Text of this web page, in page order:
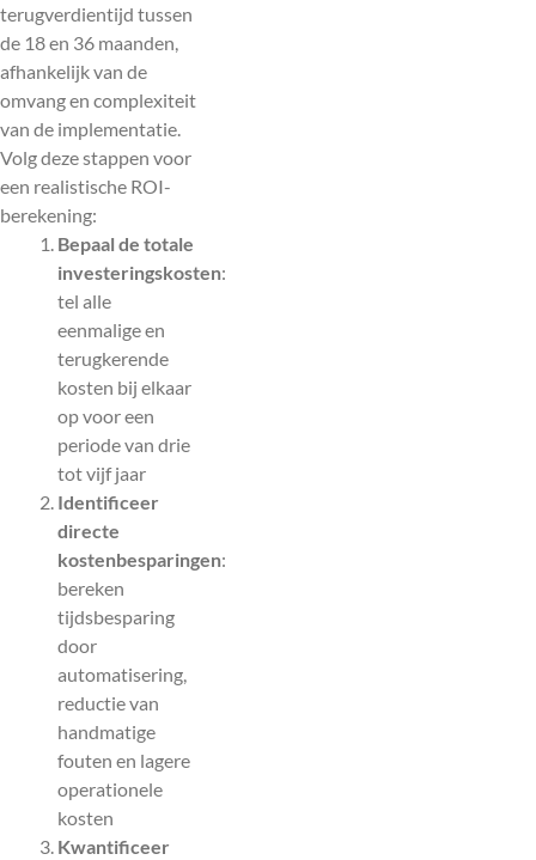
terugverdientijd tussen
de 18 en 36 maanden,
afhankelijk van de
omvang en complexiteit
van de implementatie.
Volg deze stappen voor
een realistische ROI-
berekening:
Bepaal de totale
investeringskosten:
tel alle
eenmalige en
terugkerende
kosten bij elkaar
op voor een
periode van drie
tot vijf jaar
Identificeer
directe
kostenbesparingen:
bereken
tijdsbesparing
door
automatisering,
reductie van
handmatige
fouten en lagere
operationele
kosten
Kwantificeer